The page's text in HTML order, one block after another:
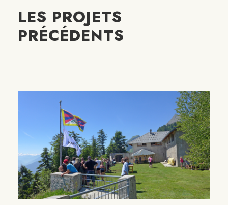
LES PROJETS
PRÉCÉDENTS